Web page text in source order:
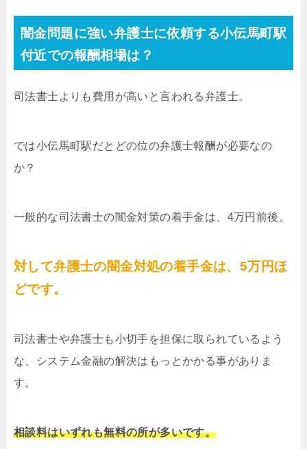
闇金問題に強い弁護士に依頼する小伝馬町駅
付近での報酬相場は？
司法書士よりも費用が高いと言われる弁護士。
では小伝馬町駅だとどの位の弁護士報酬が必要なの
か？
一般的な司法書士の闇金対策の着手金は、4万円前後。
対して弁護士の闇金対処の着手金は、5万円ほ
どです。
司法書士や弁護士も小切手を担保に取られているよう
な、システム金融の解決はもっとかかる事がありま
す。
相談料はいずれも無料の所が多いです。